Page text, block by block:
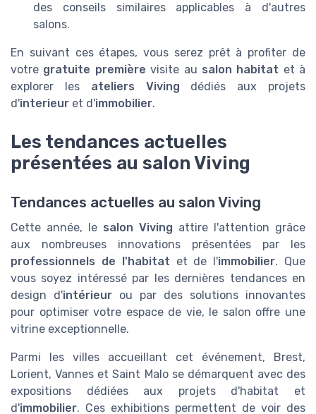
des conseils similaires applicables à d'autres
salons.
En suivant ces étapes, vous serez prêt à profiter de
votre gratuite première visite au salon habitat et à
explorer les ateliers Viving dédiés aux projets
d'interieur et d'immobilier.
Les tendances actuelles
présentées au salon Viving
Tendances actuelles au salon Viving
Cette année, le salon Viving attire l'attention grâce
aux nombreuses innovations présentées par les
professionnels de l'habitat et de l'immobilier. Que
vous soyez intéressé par les dernières tendances en
design d'intérieur ou par des solutions innovantes
pour optimiser votre espace de vie, le salon offre une
vitrine exceptionnelle.
Parmi les villes accueillant cet événement, Brest,
Lorient, Vannes et Saint Malo se démarquent avec des
expositions dédiées aux projets d'habitat et
d'immobilier. Ces exhibitions permettent de voir des